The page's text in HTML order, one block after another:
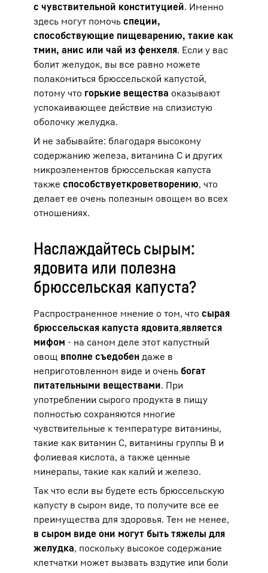
с чувствительной конституцией. Именно
здесь могут помочь специи,
способствующие пищеварению, такие как
тмин, анис или чай из фенхеля. Если у вас
болит желудок, вы все равно можете
полакомиться брюссельской капустой,
потому что горькие вещества оказывают
успокаивающее действие на слизистую
оболочку желудка.
И не забывайте: благодаря высокому
содержанию железа, витамина С и других
микроэлементов брюссельская капуста
также способствуеткроветворению, что
делает ее очень полезным овощем во всех
отношениях.
Наслаждайтесь сырым:
ядовита или полезна
брюссельская капуста?
Распространенное мнение о том, что сырая
брюссельская капуста ядовита,является
мифом - на самом деле этот капустный
овощ вполне съедобен даже в
неприготовленном виде и очень богат
питательными веществами. При
употреблении сырого продукта в пищу
полностью сохраняются многие
чувствительные к температуре витамины,
такие как витамин С, витамины группы В и
фолиевая кислота, а также ценные
минералы, такие как калий и железо.
Так что если вы будете есть брюссельскую
капусту в сыром виде, то получите все ее
преимущества для здоровья. Тем не менее,
в сыром виде они могут быть тяжелы для
желудка, поскольку высокое содержание
клетчатки может вызвать вздутие или боли